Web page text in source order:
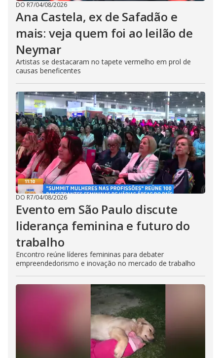
DO R7/04/08/2026
Ana Castela, ex de Safadão e
mais: veja quem foi ao leilão de
Neymar
Artistas se destacaram no tapete vermelho em prol de
causas beneficentes
DO R7/04/08/2026
Evento em São Paulo discute
liderança feminina e futuro do
trabalho
Encontro reúne líderes femininas para debater
empreendedorismo e inovação no mercado de trabalho